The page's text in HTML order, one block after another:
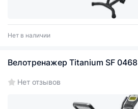
Нет в наличии
Велотренажер Titanium SF 0468
Нет отзывов